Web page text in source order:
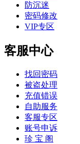
防沉迷
密码修改
VIP专区
客服中心
找回密码
被盗处理
充值错误
自助服务
客服专区
账号申诉
珍 宝 阁